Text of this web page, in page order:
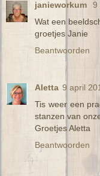
janieworkum
9
Wat een
groetjes Janie
Beantwoorden
Aletta 9 april
Tis weer een
stanzen van
Groetjes Aletta
Beantwoorden